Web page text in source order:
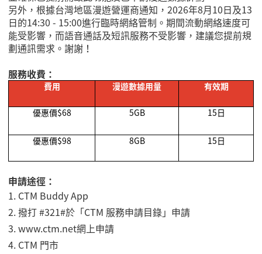
另外，根據台灣地區漫遊營運商通知，2026年8月10日及13
日的14:30 - 15:00進行臨時網絡管制。期間流動網絡速度可
能受影響，而語音通話及短訊服務不受影響，建議您提前規
劃通訊需求。謝謝！
服務收費：
費用 漫遊數據用量 有效期
優惠價$68 5GB 15日
優惠價$98 8GB 15日
申請途徑：
1. CTM Buddy App
2.撥打 #321#於「CTM 服務申請目錄」申請
3. www.ctm.net網上申請
4. CTM 門市